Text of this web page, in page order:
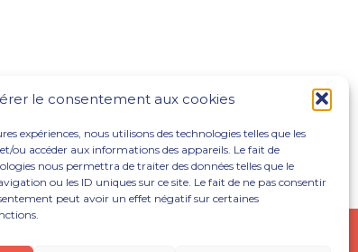
le consentement aux cookies
expériences, nous utilisons des technologies telles que les
ou accéder aux informations des appareils. Le fait de
nous permettra de traiter des données telles que le
ou les ID uniques sur ce site. Le fait de ne pas consentir
peut avoir un effet négatif sur certaines
REJOINDRE